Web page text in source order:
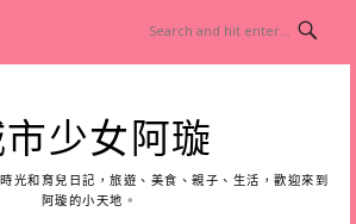
少女阿璇
光和育兒日記，旅遊、美食、親子、生活，歡迎來到
阿璇的小天地。